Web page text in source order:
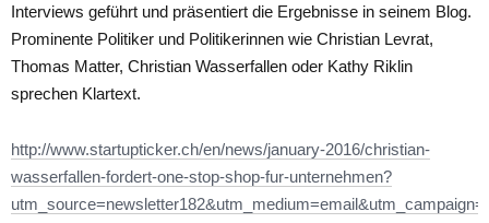
Interviews geführt und präsentiert die Ergebnisse in seinem Blog.
Prominente Politiker und Politikerinnen wie Christian Levrat,
Thomas Matter, Christian Wasserfallen oder Kathy Riklin
sprechen Klartext.
http://www.startupticker.ch/en/news/january-2016/christian-
wasserfallen-fordert-one-stop-shop-fur-unternehmen?